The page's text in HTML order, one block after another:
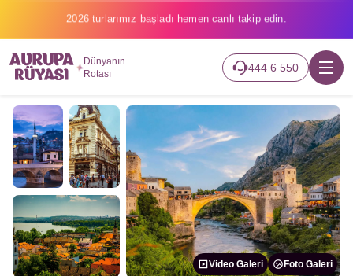
2026 turlarımız başladı hemen canlı takip edin.
Dünyanın
Rotası
444 6 550
Video Galeri Foto Galeri